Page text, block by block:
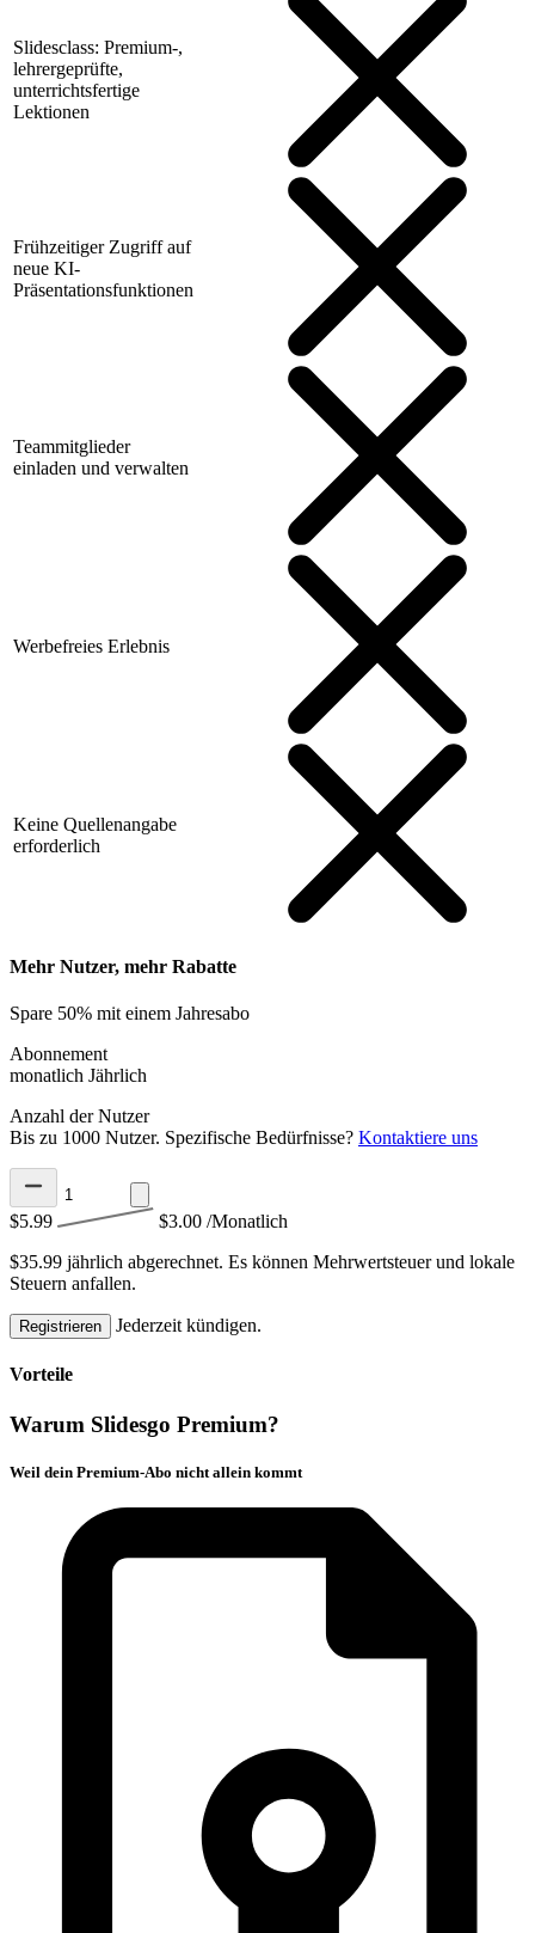
Slidesclass: Premium-,
lehrergeprüfte,
unterrichtsfertige
Lektionen
Frühzeitiger Zugriff auf
neue KI-
Präsentationsfunktionen
Teammitglieder
einladen und verwalten
Werbefreies Erlebnis
Keine Quellenangabe
erforderlich
Mehr Nutzer, mehr Rabatte
Spare 50% mit einem Jahresabo
Abonnement
monatlich Jährlich
Anzahl der Nutzer
Bis zu 1000 Nutzer. Spezifische Bedürfnisse? Kontaktiere uns
$5.99 $3.00 /Monatlich
$35.99 jährlich abgerechnet. Es können Mehrwertsteuer und lokale
Steuern anfallen.
Registrieren Jederzeit kündigen.
Vorteile
Warum Slidesgo Premium?
Weil dein Premium-Abo nicht allein kommt